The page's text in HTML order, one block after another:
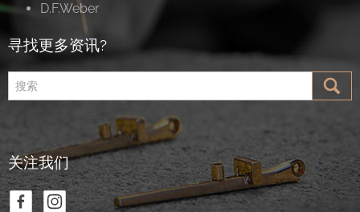
D.F.Weber
寻找更多资讯?
关注我们
D.F. Weber
社交媒体
Facebook
Instagram
选择语言